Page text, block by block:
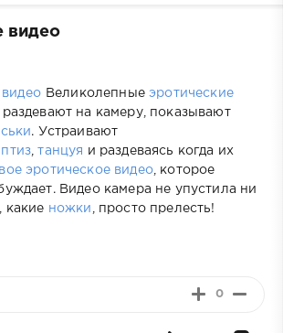
видео
Великолепныеэротические
на камеру, показывают
. Устраивают
,танцуя и раздеваясь когда их
эротическое видео, которое
Видео камера не упустила ни
какие ножки , просто прелесть!
0